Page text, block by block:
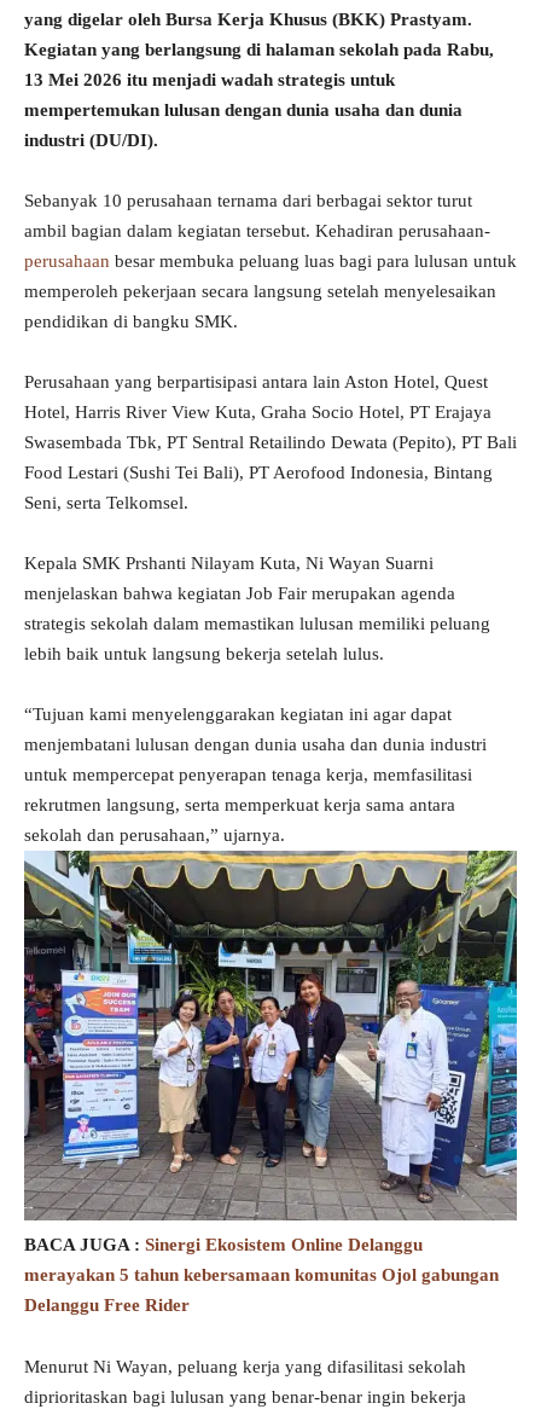
yang digelar oleh Bursa Kerja Khusus (BKK) Prastyam.
Kegiatan yang berlangsung di halaman sekolah pada Rabu,
13 Mei 2026 itu menjadi wadah strategis untuk
mempertemukan lulusan dengan dunia usaha dan dunia
industri (DU/DI).
Sebanyak 10 perusahaan ternama dari berbagai sektor turut
ambil bagian dalam kegiatan tersebut. Kehadiran perusahaan-
perusahaan besar membuka peluang luas bagi para lulusan untuk
memperoleh pekerjaan secara langsung setelah menyelesaikan
pendidikan di bangku SMK.
Perusahaan yang berpartisipasi antara lain Aston Hotel, Quest
Hotel, Harris River View Kuta, Graha Socio Hotel, PT Erajaya
Swasembada Tbk, PT Sentral Retailindo Dewata (Pepito), PT Bali
Food Lestari (Sushi Tei Bali), PT Aerofood Indonesia, Bintang
Seni, serta Telkomsel.
Kepala SMK Prshanti Nilayam Kuta, Ni Wayan Suarni
menjelaskan bahwa kegiatan Job Fair merupakan agenda
strategis sekolah dalam memastikan lulusan memiliki peluang
lebih baik untuk langsung bekerja setelah lulus.
“Tujuan kami menyelenggarakan kegiatan ini agar dapat
menjembatani lulusan dengan dunia usaha dan dunia industri
untuk mempercepat penyerapan tenaga kerja, memfasilitasi
rekrutmen langsung, serta memperkuat kerja sama antara
sekolah dan perusahaan,” ujarnya.
BACA JUGA : Sinergi Ekosistem Online Delanggu
merayakan 5 tahun kebersamaan komunitas Ojol gabungan
Delanggu Free Rider
Menurut Ni Wayan, peluang kerja yang difasilitasi sekolah
diprioritaskan bagi lulusan yang benar-benar ingin bekerja